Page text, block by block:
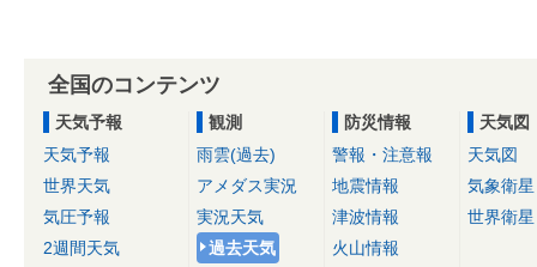
全国のコンテンツ
天気予報
天気予報
世界天気
気圧予報
2週間天気
観測
雨雲(過去)
アメダス実況
実況天気
過去天気
防災情報
警報・注意報
地震情報
津波情報
火山情報
天気図
天気図
気象衛星
世界衛星